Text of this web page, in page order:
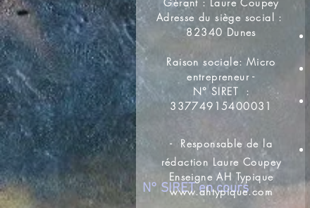
N° SIRET en cours
Adresse du siège social :
82340 Dunes
Raison sociale: Micro
entrepreneur -
N° SIRET :
33774915400031
-
Responsable de la
rédaction Laure Coupey
Enseigne AH Typique
www.ahtypique.com